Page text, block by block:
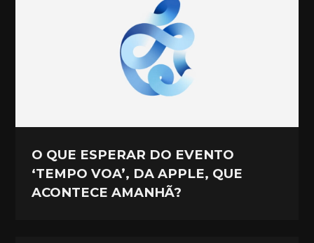
O QUE ESPERAR DO EVENTO
‘TEMPO VOA’, DA APPLE, QUE
ACONTECE AMANHÃ?